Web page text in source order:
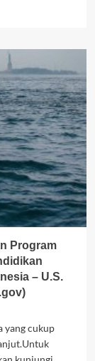
Program
– U.S.
yang cukup